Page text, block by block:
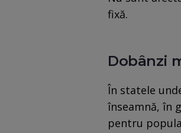
fixă.
Dobânzi
În statele
înseamnă, în
pentru